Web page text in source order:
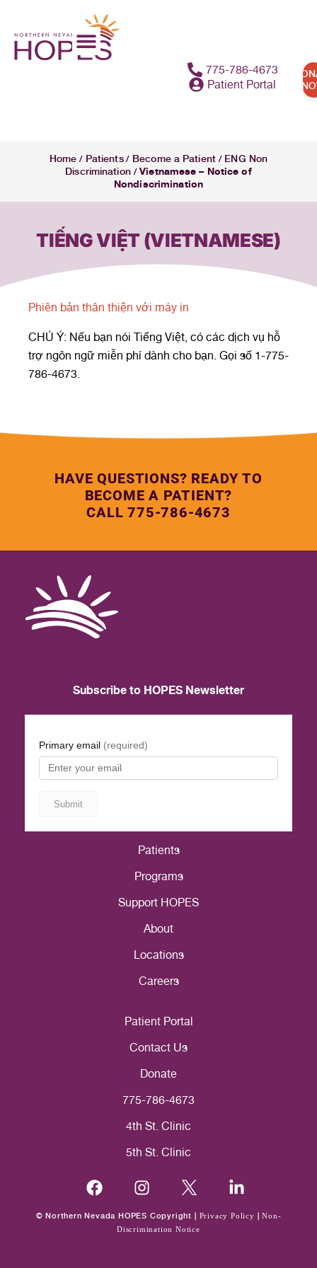
775-786-4673
Patient Portal
Home / Patients/ Become a Patient/ ENG Non
Discrimination/Vietnamese – Notice of
Nondiscrimination
TIẾNG VIỆT (VIETNAMESE)
Phiên bản thân thiện với máy in
CHÚ Ý: Nếu bạn nói Tiếng Việt, có các dịch vụ hỗ
trợ ngôn ngữ miễn phí dành cho bạn. Gọi số 1-775-
786-4673.
HAVE QUESTIONS? READY TO
BECOME A PATIENT?
CALL 775-786-4673
Patients
Programs
Support HOPES
About
Locations
Careers
Subscribe to HOPES Newsletter
Patient Portal
Contact Us
Donate
775-786-4673
4th St. Clinic
5th St. Clinic
© Northern Nevada HOPES Copyright | Privacy Policy |Non-
Discrimination Notice